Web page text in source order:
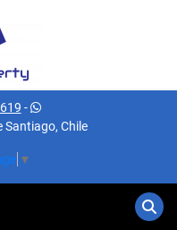
-
Santiago, Chile
▼